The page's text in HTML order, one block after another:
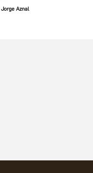
Jorge Aznal